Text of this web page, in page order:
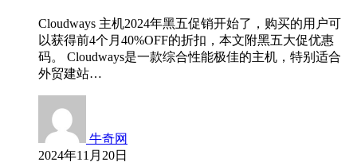
Cloudways 主机2024年黑五促销开始了，购买的用户可
以获得前4个月40%OFF的折扣，本文附黑五大促优惠
码。 Cloudways是一款综合性能极佳的主机，特别适合
外贸建站…
牛奇网
2024年11月20日